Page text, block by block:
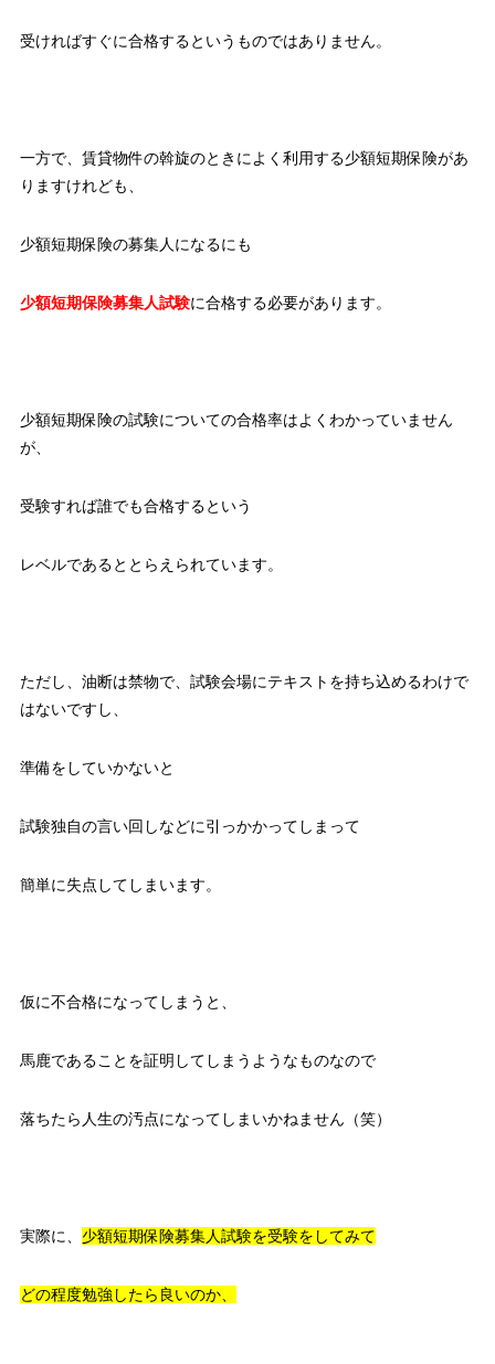
受ければすぐに合格するというものではありません。
一方で、賃貸物件の斡旋のときによく利用する少額短期保険があ
りますけれども、
少額短期保険の募集人になるにも
少額短期保険募集人試験に合格する必要があります。
少額短期保険の試験についての合格率はよくわかっていません
が、
受験すれば誰でも合格するという
レベルであるととらえられています。
ただし、油断は禁物で、試験会場にテキストを持ち込めるわけで
はないですし、
準備をしていかないと
試験独自の言い回しなどに引っかかってしまって
簡単に失点してしまいます。
仮に不合格になってしまうと、
馬鹿であることを証明してしまうようなものなので
落ちたら人生の汚点になってしまいかねません（笑）
実際に、 少額短期保険募集人試験を受験をしてみて
どの程度勉強したら良いのか、